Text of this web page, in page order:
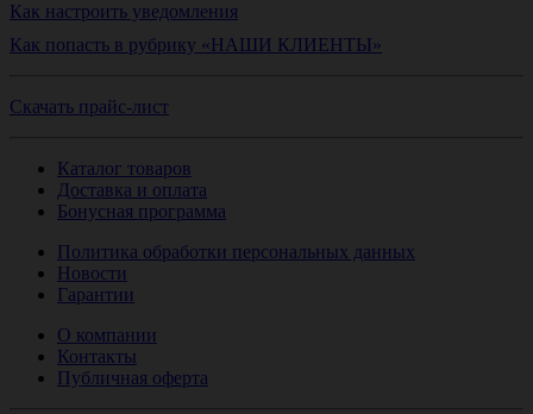
Как настроить уведомления
Как попасть в рубрику «НАШИ КЛИЕНТЫ»
Скачать прайс-лист
Каталог товаров
Доставка и оплата
Бонусная программа
Политика обработки персональных данных
Новости
Гарантии
О компании
Контакты
Публичная оферта